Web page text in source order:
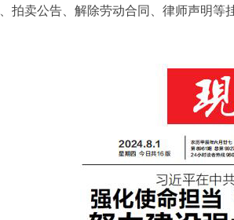
拍卖公告、解除劳动合同、律师声明